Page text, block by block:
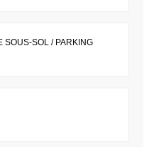
SOUS-SOL / PARKING